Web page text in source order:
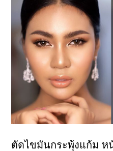
ตัดไขมันกระพุ้งแก้ม ห